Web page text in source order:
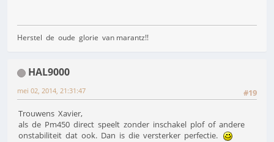
Herstel de oude glorie van marantz!!
HAL9000
#19
mei 02, 2014, 21:31:47
Trouwens Xavier,
als de Pm450 direct speelt zonder inschakel plof of andere
onstabiliteit dat ook. Dan is die versterker perfectie.